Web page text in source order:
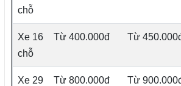
chỗ
Xe 16
chỗ
Từ 400.000đ Từ
Xe 29
Từ 800.000đ Từ